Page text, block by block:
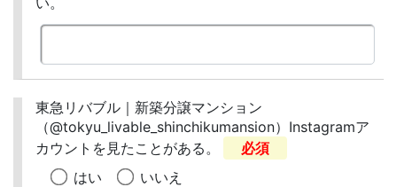
東急リバブル｜新築分譲マンション
（@tokyu_livable_shinchikumansion）Instagramア
カウントを見たことがある。
必須
はい
いいえ